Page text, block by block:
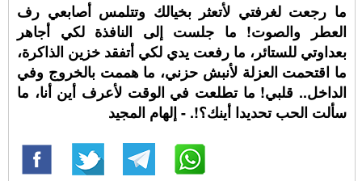
ما رجعت لغرفتي لأتعثر بخيالك وتتلمس أصابعي رف
العطر والصوت! ما جلست إلى النافذة لكي أجاهر
بعداوتي للستائر، ما رفعت يدي لكي أتفقد خزين الذاكرة،
ما اقتحمت العزلة لأنبش حزني، ما هممت بالخروج وفي
الداخل.. قلبي! ما تطلعت في الوقت لأعرف أين أنا، ما
سألت الحب تحديدا أينك؟!. - إلهام المجيد